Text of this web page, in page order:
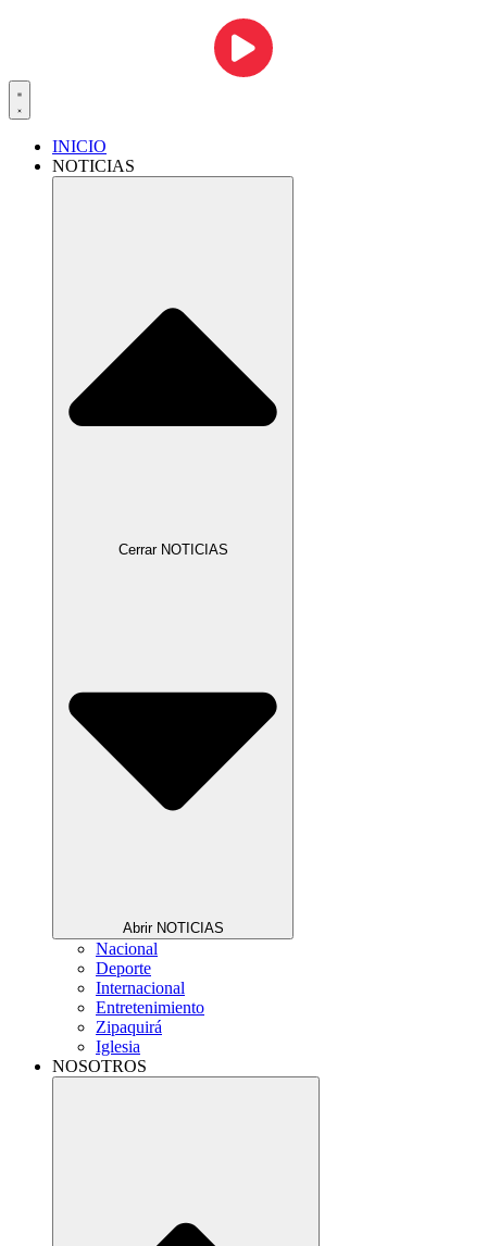
INICIO
NOTICIAS
Cerrar NOTICIAS
Abrir NOTICIAS
Nacional
Deporte
Internacional
Entretenimiento
Zipaquirá
Iglesia
NOSOTROS